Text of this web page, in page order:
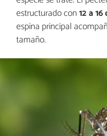
estructurado con12 a
espina principal
tamaño.